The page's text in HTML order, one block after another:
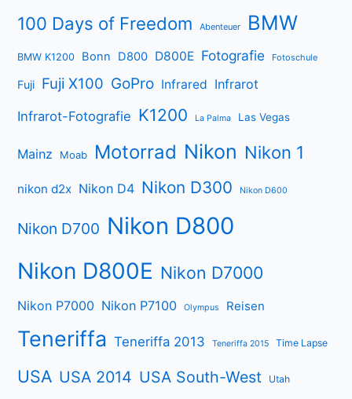
100 Days of Freedom Abenteuer BMW
BMW K1200 Bonn D800 D800E Fotografie Fotoschule
Fuji Fuji X100 GoPro Infrared Infrarot
Infrarot-Fotografie K1200 La Palma Las Vegas
Mainz Moab Motorrad Nikon Nikon 1
nikon d2x Nikon D4 Nikon D300 Nikon D600
Nikon D700 Nikon D800
Nikon D800E Nikon D7000
Nikon P7000 Nikon P7100 Olympus Reisen
Teneriffa Teneriffa 2013 Teneriffa 2015 Time Lapse
USA USA 2014 USA South-West Utah